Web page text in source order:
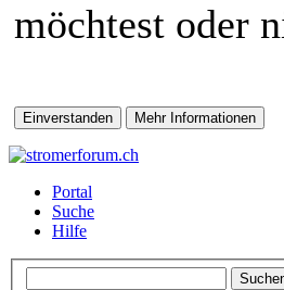
möchtest oder
Portal
Suche
Hilfe